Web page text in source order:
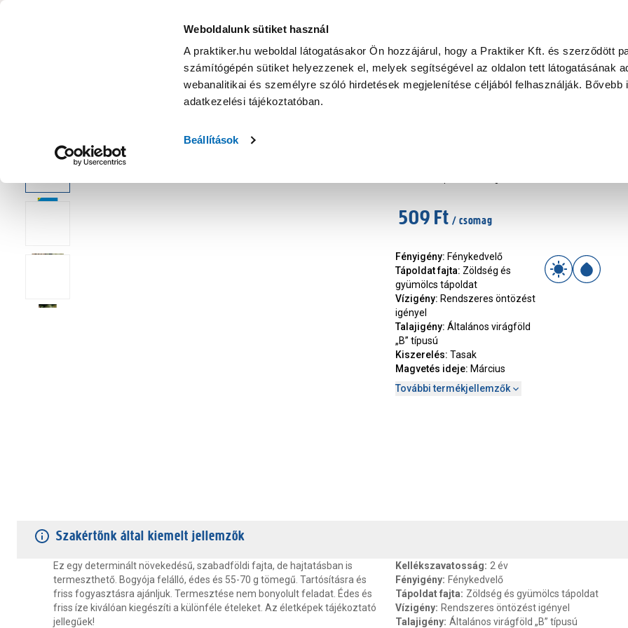
Weboldalunk sütiket használ
A praktiker.hu weboldal látogatásakor Ön hozzájárul, hogy a Praktiker Kft. és szerződött
számítógépén sütiket helyezzenek el, melyek segítségével az oldalon tett látogatásának
webanalitikai és személyre szóló hirdetések megjelenítése céljából felhasználják. Bővebb
adatkezelési tájékoztatóban.
Beállítások
KATEGÓRIÁK
Nyereményjáték Praktiker Professional Szakiajánló Ügyintézés és Információ
509 Ft / csomag
Fényigény: Fénykedvelő
Tápoldat fajta: Zöldség és
gyümölcs tápoldat
Vízigény: Rendszeres öntözést
igényel
Talajigény: Általános virágföld
„B” típusú
Kiszerelés: Tasak
Magvetés ideje: Március
További termékjellemzők
Szakértőnk által kiemelt jellemzők
Ez egy determinált növekedésű, szabadföldi fajta, de hajtatásban is
termeszthető. Bogyója felálló, édes és 55-70 g tömegű. Tartósításra és
friss fogyasztásra ajánljuk. Termesztése nem bonyolult feladat. Édes és
friss íze kiválóan kiegészíti a különféle ételeket. Az életképek tájékoztató
jellegűek!
Kellékszavatosság: 2 év
Fényigény: Fénykedvelő
Tápoldat fajta: Zöldség és gyümölcs tápoldat
Vízigény: Rendszeres öntözést igényel
Talajigény: Általános virágföld „B” típusú